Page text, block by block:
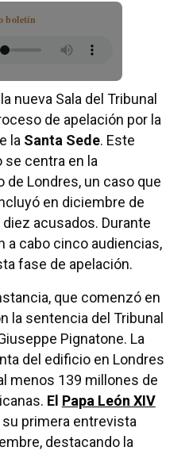
boletín
nueva Sala del Tribunal
de apelación por la
la Santa Sede. Este
centra en la
de Londres, un caso que
en diciembre de
acusados. Durante
a cabo cinco audiencias,
fase de apelación.
que comenzó en
la sentencia del Tribunal
Pignatone. La
del edificio en Londres
menos 139 millones de
El Papa León XIV
primera entrevista
destacando la